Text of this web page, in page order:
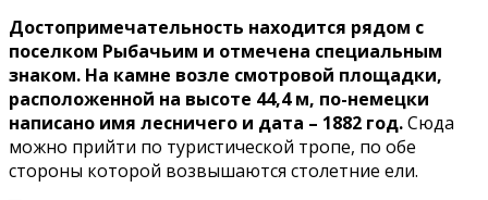
Достопримечательность находится рядом с
поселком Рыбачьим и отмечена специальным
знаком. На камне возле смотровой площадки,
расположенной на высоте 44,4 м, по-немецки
написано имя лесничего и дата – 1882 год.Сюда
можно прийти по туристической тропе, по обе
стороны которой возвышаются столетние ели.